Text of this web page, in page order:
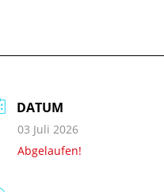
DATUM
03 Juli 2026
Abgelaufen!